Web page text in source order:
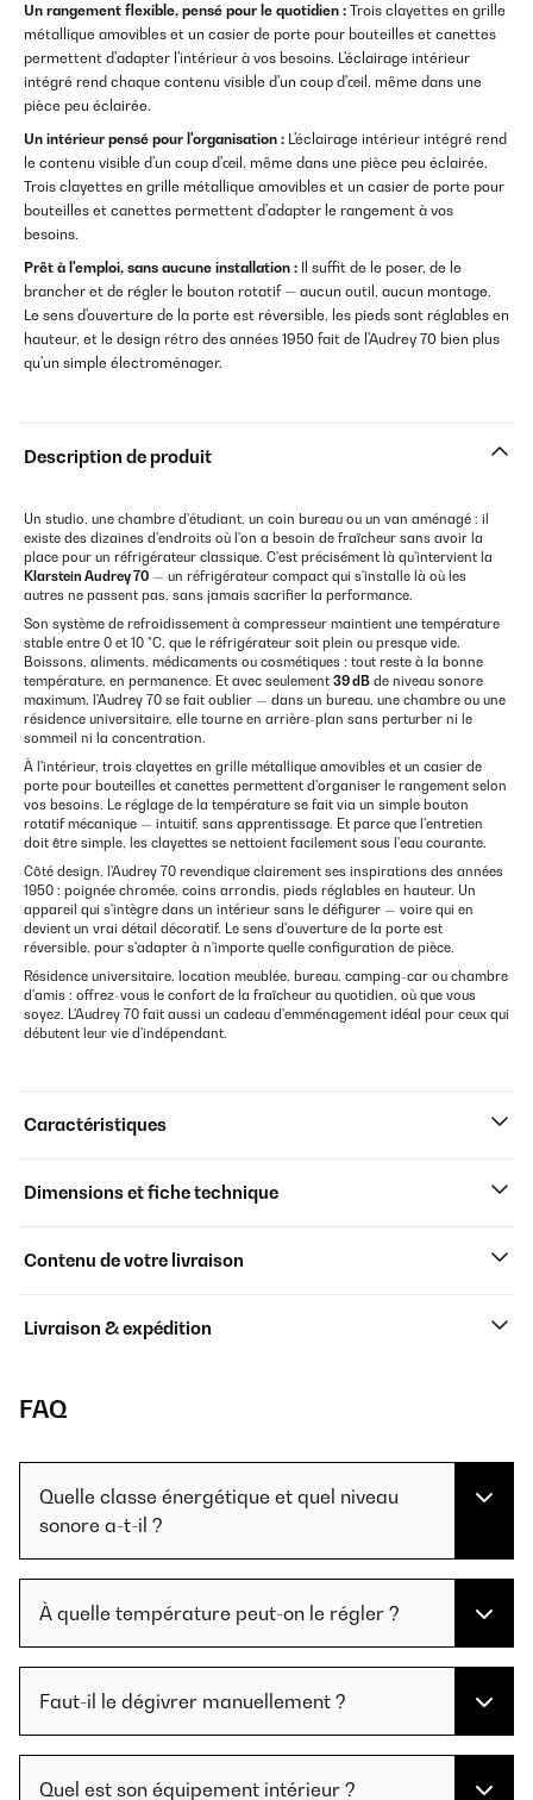
Un rangement flexible, pensé pour le quotidien : Trois clayettes en grille
métallique amovibles et un casier de porte pour bouteilles et canettes
permettent d'adapter l'intérieur à vos besoins. L'éclairage intérieur
intégré rend chaque contenu visible d'un coup d'œil, même dans une
pièce peu éclairée.
Un intérieur pensé pour l'organisation : L'éclairage intérieur intégré rend
le contenu visible d'un coup d'œil, même dans une pièce peu éclairée.
Trois clayettes en grille métallique amovibles et un casier de porte pour
bouteilles et canettes permettent d'adapter le rangement à vos
besoins.
Prêt à l'emploi, sans aucune installation : Il suffit de le poser, de le
brancher et de régler le bouton rotatif — aucun outil, aucun montage.
Le sens d'ouverture de la porte est réversible, les pieds sont réglables en
hauteur, et le design rétro des années 1950 fait de l'Audrey 70 bien plus
qu'un simple électroménager.
Description de produit
Un studio, une chambre d'étudiant, un coin bureau ou un van aménagé : il
existe des dizaines d'endroits où l'on a besoin de fraîcheur sans avoir la
place pour un réfrigérateur classique. C'est précisément là qu'intervient la
Klarstein Audrey 70 — un réfrigérateur compact qui s'installe là où les
autres ne passent pas, sans jamais sacrifier la performance.
Son système de refroidissement à compresseur maintient une température
stable entre 0 et 10 °C, que le réfrigérateur soit plein ou presque vide.
Boissons, aliments, médicaments ou cosmétiques : tout reste à la bonne
température, en permanence. Et avec seulement 39 dB de niveau sonore
maximum, l'Audrey 70 se fait oublier — dans un bureau, une chambre ou une
résidence universitaire, elle tourne en arrière-plan sans perturber ni le
sommeil ni la concentration.
À l'intérieur, trois clayettes en grille métallique amovibles et un casier de
porte pour bouteilles et canettes permettent d'organiser le rangement selon
vos besoins. Le réglage de la température se fait via un simple bouton
rotatif mécanique — intuitif, sans apprentissage. Et parce que l'entretien
doit être simple, les clayettes se nettoient facilement sous l'eau courante.
Côté design, l'Audrey 70 revendique clairement ses inspirations des années
1950 : poignée chromée, coins arrondis, pieds réglables en hauteur. Un
appareil qui s'intègre dans un intérieur sans le défigurer — voire qui en
devient un vrai détail décoratif. Le sens d'ouverture de la porte est
réversible, pour s'adapter à n'importe quelle configuration de pièce.
Résidence universitaire, location meublée, bureau, camping-car ou chambre
d'amis : offrez-vous le confort de la fraîcheur au quotidien, où que vous
soyez. L'Audrey 70 fait aussi un cadeau d'emménagement idéal pour ceux qui
débutent leur vie d'indépendant.
Caractéristiques
Dimensions et fiche technique
Contenu de votre livraison
Livraison & expédition
FAQ
Quelle classe énergétique et quel niveau
sonore a-t-il ?
À quelle température peut-on le régler ?
Faut-il le dégivrer manuellement ?
Quel est son équipement intérieur ?